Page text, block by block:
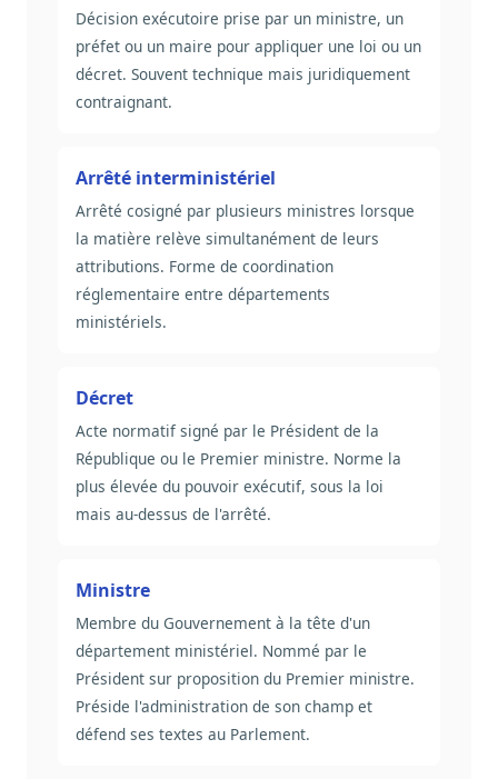
Décision exécutoire prise par un ministre, un
préfet ou un maire pour appliquer une loi ou un
décret. Souvent technique mais juridiquement
contraignant.
Arrêté interministériel
Arrêté cosigné par plusieurs ministres lorsque
la matière relève simultanément de leurs
attributions. Forme de coordination
réglementaire entre départements
ministériels.
Décret
Acte normatif signé par le Président de la
République ou le Premier ministre. Norme la
plus élevée du pouvoir exécutif, sous la loi
mais au-dessus de l'arrêté.
Ministre
Membre du Gouvernement à la tête d'un
département ministériel. Nommé par le
Président sur proposition du Premier ministre.
Préside l'administration de son champ et
défend ses textes au Parlement.